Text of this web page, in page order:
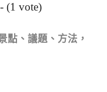
(1 vote)
點、議題、方法，